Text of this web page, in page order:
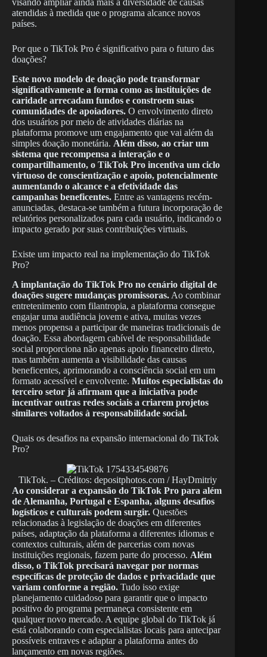
visando ampliar ainda mais a diversidade de causas
atendidas à medida que o programa alcance novos
países.
Por que o TikTok Pro é significativo para o futuro das
doações?
Este novo modelo de doação pode transformar
significativamente a forma como as instituições de
caridade arrecadam fundos e constroem suas
comunidades de apoiadores. O envolvimento direto
dos usuários por meio de atividades diárias na
plataforma promove um engajamento que vai além da
simples doação monetária. Além disso, ao criar um
sistema que recompensa a interação e o
compartilhamento, o TikTok Pro incentiva um ciclo
virtuoso de conscientização e apoio, potencialmente
aumentando o alcance e a efetividade das
campanhas beneficentes. Entre as vantagens recém-
anunciadas, destaca-se também a futura incorporação de
relatórios personalizados para cada usuário, indicando o
impacto gerado por suas contribuições virtuais.
Existe um impacto real na implementação do TikTok
Pro?
A implantação do TikTok Pro no cenário digital de
doações sugere mudanças promissoras. Ao combinar
entretenimento com filantropia, a plataforma consegue
engajar uma audiência jovem e ativa, muitas vezes
menos propensa a participar de maneiras tradicionais de
doação. Essa abordagem cabível de responsabilidade
social proporciona não apenas apoio financeiro direto,
mas também aumenta a visibilidade das causas
beneficentes, aprimorando a consciência social em um
formato acessível e envolvente. Muitos especialistas do
terceiro setor já afirmam que a iniciativa pode
incentivar outras redes sociais a criarem projetos
similares voltados à responsabilidade social.
Quais os desafios na expansão internacional do TikTok
Pro?
TikTok. – Créditos: depositphotos.com / HayDmitriy
Ao considerar a expansão do TikTok Pro para além
de Alemanha, Portugal e Espanha, alguns desafios
logísticos e culturais podem surgir. Questões
relacionadas à legislação de doações em diferentes
países, adaptação da plataforma a diferentes idiomas e
contextos culturais, além de parcerias com novas
instituições regionais, fazem parte do processo. Além
disso, o TikTok precisará navegar por normas
específicas de proteção de dados e privacidade que
variam conforme a região. Tudo isso exige
planejamento cuidadoso para garantir que o impacto
positivo do programa permaneça consistente em
qualquer novo mercado. A equipe global do TikTok já
está colaborando com especialistas locais para antecipar
possíveis entraves e adaptar a plataforma antes do
lançamento em novas regiões.